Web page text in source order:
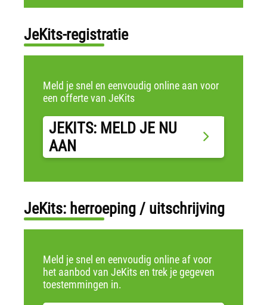
JeKits-registratie
Meld je snel en eenvoudig online aan voor
een offerte van JeKits
JEKITS: MELD JE NU
AAN
JeKits: herroeping / uitschrijving
Meld je snel en eenvoudig online af voor
het aanbod van JeKits en trek je gegeven
toestemmingen in.